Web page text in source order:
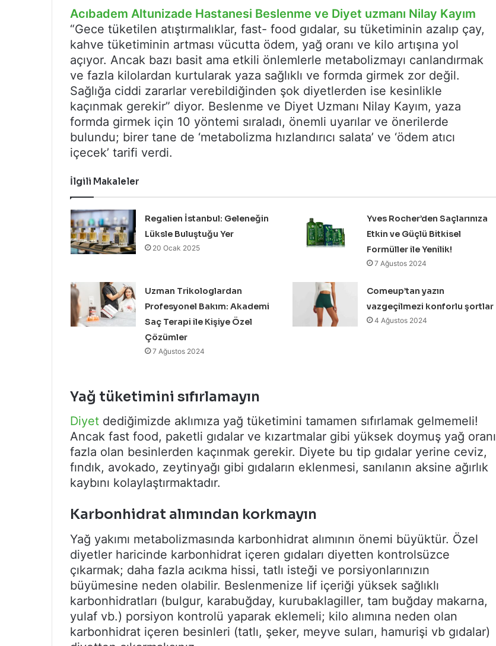
Acıbadem Altunizade Hastanesi Beslenme ve Diyet uzmanı Nilay Kayım
“Gece tüketilen atıştırmalıklar, fast- food gıdalar, su tüketiminin azalıp çay,
kahve tüketiminin artması vücutta ödem, yağ oranı ve kilo artışına yol
açıyor. Ancak bazı basit ama etkili önlemlerle metabolizmayı canlandırmak
ve fazla kilolardan kurtularak yaza sağlıklı ve formda girmek zor değil.
Sağlığa ciddi zararlar verebildiğinden şok diyetlerden ise kesinlikle
kaçınmak gerekir” diyor. Beslenme ve Diyet Uzmanı Nilay Kayım, yaza
formda girmek için 10 yöntemi sıraladı, önemli uyarılar ve önerilerde
bulundu; birer tane de ‘metabolizma hızlandırıcı salata’ ve ‘ödem atıcı
içecek’ tarifi verdi.
İlgili Makaleler
Regalien İstanbul: Geleneğin
Lüksle Buluştuğu Yer
20 Ocak 2025
Yves Rocher’den Saçlarınıza
Etkin ve Güçlü Bitkisel
Formüller ile Yenilik!
7 Ağustos 2024
Uzman Trikologlardan
Profesyonel Bakım: Akademi
Saç Terapi ile Kişiye Özel
Çözümler
7 Ağustos 2024
Comeup’tan yazın
vazgeçilmezi konforlu şortlar
4 Ağustos 2024
Yağ tüketimini sıfırlamayın
Diyet dediğimizde aklımıza yağ tüketimini tamamen sıfırlamak gelmemeli!
Ancak fast food, paketli gıdalar ve kızartmalar gibi yüksek doymuş yağ oranı
fazla olan besinlerden kaçınmak gerekir. Diyete bu tip gıdalar yerine ceviz,
fındık, avokado, zeytinyağı gibi gıdaların eklenmesi, sanılanın aksine ağırlık
kaybını kolaylaştırmaktadır.
Karbonhidrat alımından korkmayın
Yağ yakımı metabolizmasında karbonhidrat alımının önemi büyüktür. Özel
diyetler haricinde karbonhidrat içeren gıdaları diyetten kontrolsüzce
çıkarmak; daha fazla acıkma hissi, tatlı isteği ve porsiyonlarınızın
büyümesine neden olabilir. Beslenmenize lif içeriği yüksek sağlıklı
karbonhidratları (bulgur, karabuğday, kurubaklagiller, tam buğday makarna,
yulaf vb.) porsiyon kontrolü yaparak eklemeli; kilo alımına neden olan
karbonhidrat içeren besinleri (tatlı, şeker, meyve suları, hamurişi vb gıdalar)